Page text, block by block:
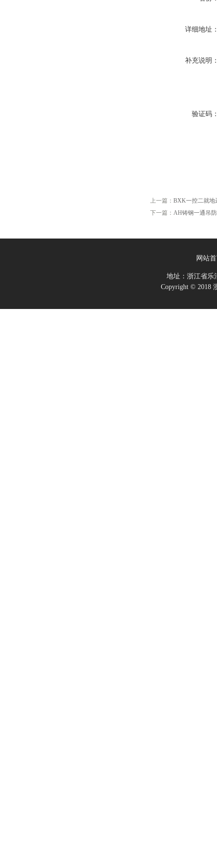
详细地址
补充说明
验证码
上一篇： BXK一控二就地
下一篇： AH铸钢一通吊
网站
地址：浙江省
Copyright © 2018